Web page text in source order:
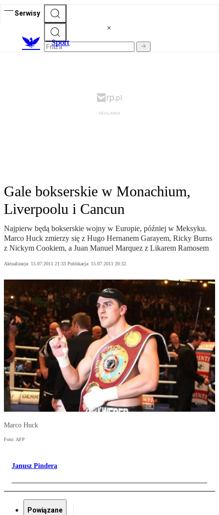
Serwisy
Sport
Gale bokserskie w Monachium,
Liverpoolu i Cancun
Najpierw będą bokserskie wojny w Europie, później w Meksyku.
Marco Huck zmierzy się z Hugo Hernanem Garayem, Ricky Burns
z Nickym Cookiem, a Juan Manuel Marquez z Likarem Ramosem
Aktualizacja: 15.07.2011 21:33 Publikacja: 15.07.2011 20:32
Marco Huck
Foto: AFP
Janusz Pindera
Powiązane